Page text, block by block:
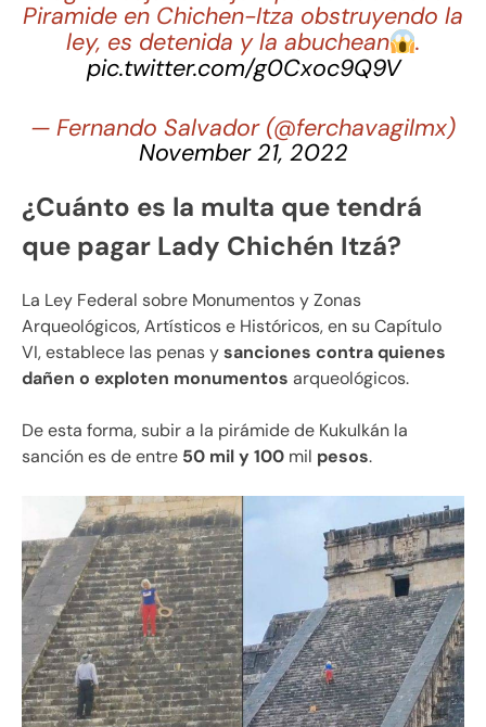
Piramide en Chichen-Itza obstruyendo la
ley, es detenida y la abuchean
.
pic.twitter.com/g0Cxoc9Q9V
— Fernando Salvador (@ferchavagilmx)
November 21, 2022
¿Cuánto es la multa que tendrá
que pagar Lady Chichén Itzá?
La Ley Federal sobre Monumentos y Zonas
Arqueológicos, Artísticos e Históricos, en su Capítulo
VI, establece las penas ysanciones contra quienes
dañen o exploten monumentos arqueológicos.
De esta forma, subir a la pirámide de Kukulkán la
sanción es de entre 50 mil y 100 mil pesos.